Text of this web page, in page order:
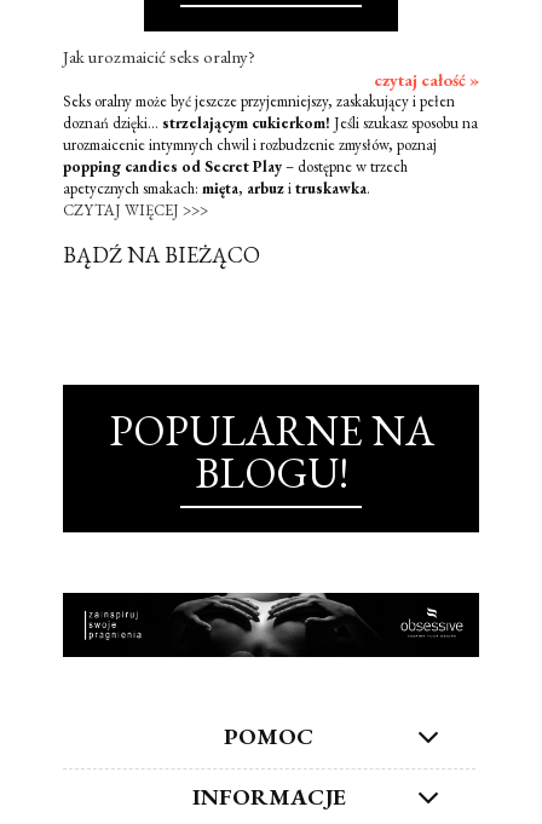
Jak urozmaicić seks oralny?
czytaj całość »
Seks oralny może być jeszcze przyjemniejszy, zaskakujący i pełen
doznań dzięki... strzelającym cukierkom! Jeśli szukasz sposobu na
urozmaicenie intymnych chwil i rozbudzenie zmysłów, poznaj
popping candies od Secret Play– dostępne w trzech
apetycznych smakach: mięta, arbuzitruskawka.
CZYTAJ WIĘCEJ >>>
BĄDŹ NA BIEŻĄCO
POPULARNE NA
BLOGU!
POMOC
INFORMACJE